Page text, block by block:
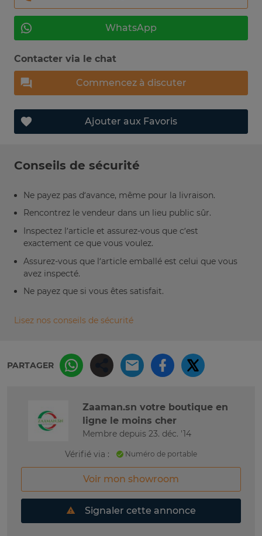
WhatsApp
Contacter via le chat
Commencez à discuter
Ajouter aux Favoris
Conseils de sécurité
Ne payez pas d’avance, même pour la livraison.
Rencontrez le vendeur dans un lieu public sûr.
Inspectez l’article et assurez-vous que c’est
exactement ce que vous voulez.
Assurez-vous que l’article emballé est celui que vous
avez inspecté.
Ne payez que si vous êtes satisfait.
Lisez nos conseils de sécurité
PARTAGER
Zaaman.sn votre boutique en
ligne le moins cher
Membre depuis 23. déc. '14
Vérifié via :
Numéro de portable
Voir mon showroom
Signaler cette annonce